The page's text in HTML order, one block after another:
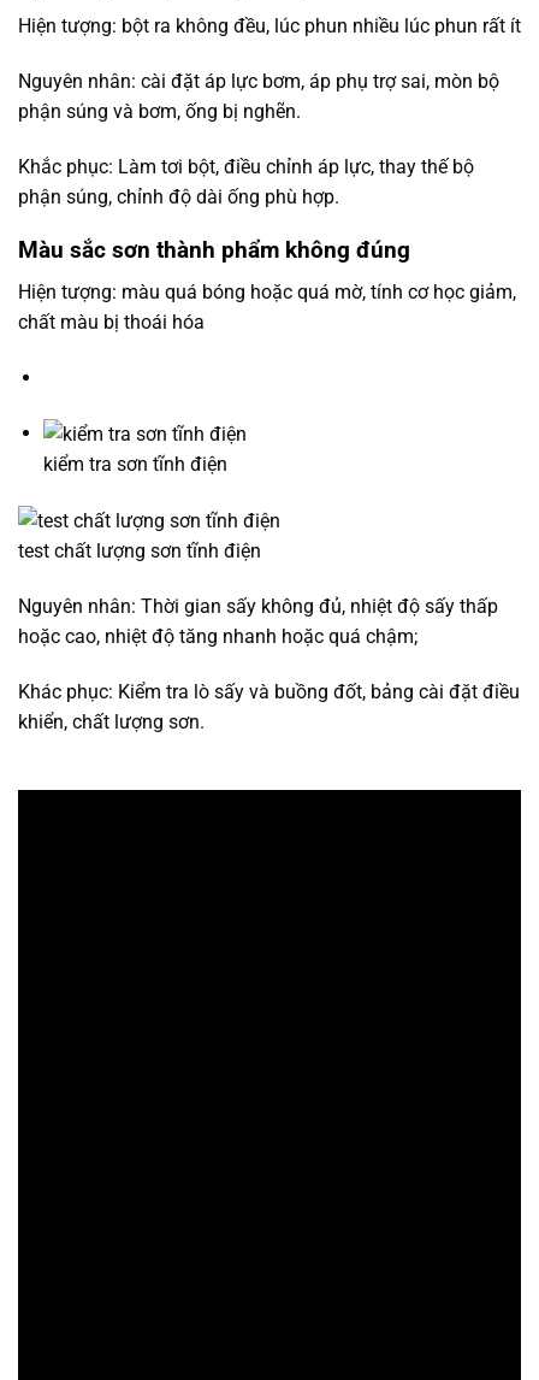
Hiện tượng: bột ra không đều, lúc phun nhiều lúc phun rất ít
Nguyên nhân: cài đặt áp lực bơm, áp phụ trợ sai, mòn bộ
phận súng và bơm, ống bị nghẽn.
Khắc phục: Làm tơi bột, điều chỉnh áp lực, thay thế bộ
phận súng, chỉnh độ dài ống phù hợp.
Màu sắc sơn thành phẩm không đúng
Hiện tượng: màu quá bóng hoặc quá mờ, tính cơ học giảm,
chất màu bị thoái hóa
kiểm tra sơn tĩnh điện
test chất lượng sơn tĩnh điện
Nguyên nhân: Thời gian sấy không đủ, nhiệt độ sấy thấp
hoặc cao, nhiệt độ tăng nhanh hoặc quá chậm;
Khác phục: Kiểm tra lò sấy và buồng đốt, bảng cài đặt điều
khiển, chất lượng sơn.